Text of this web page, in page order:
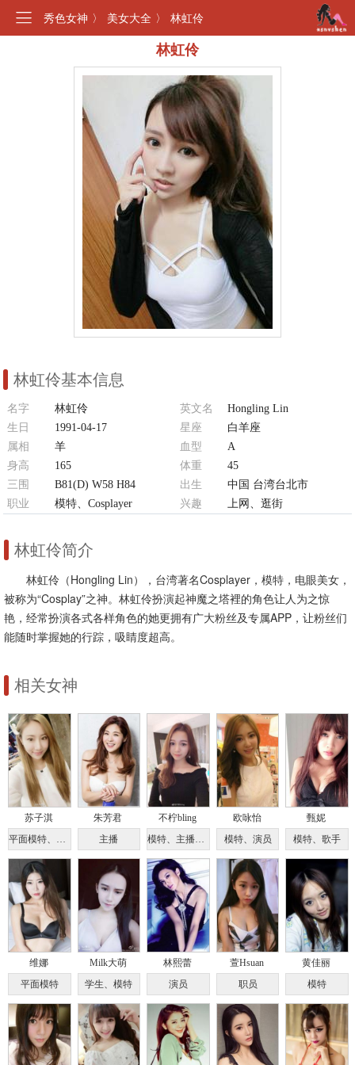
秀色女神 〉 美女大全 〉 林虹伶
林虹伶
林虹伶基本信息
名字 林虹伶 英文名
Hongling Lin
生日
1991-04-17 星座
白羊座
属相
羊 血型
A
身高
165 体重
45
三围
B81(D) W58 H84 出生
中国 台湾台北市
职业
模特、Cosplayer 兴趣 上网、逛街
林虹伶简介
林虹伶（Hongling Lin），台湾著名Cosplayer，模特，电眼美女，
被称为“Cosplay”之神。林虹伶扮演起神魔之塔裡的角色让人为之惊
艳，经常扮演各式各样角色的她更拥有广大粉丝及专属APP，让粉丝们
能随时掌握她的行踪，吸睛度超高。
相关女神
苏子淇
平面模特、主播
朱芳君
主播
不柠bling
模特、主播、古筝
欧咏怡
模特、演员
甄妮
模特、歌手
维娜
平面模特
Milk大萌
学生、模特
林熙蕾
演员
萱Hsuan
职员
黄佳丽
模特